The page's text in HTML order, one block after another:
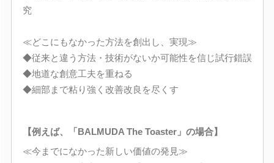
究
≪どこにもなかった方法を創出し、実現≫
◆従来と違う方法・技術がないか可能性を信じ試行錯誤
◆地道な創意工夫を重ねる
◆細部まで粘り強く改善改良を尽くす
【例えば、「BALMUDA The Toaster」の場合】
≪今までになかった新しい価値の発見≫